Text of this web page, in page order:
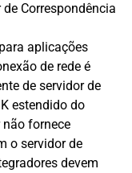
Correspondência
para aplicações
de rede é
de servidor de
estendido do
não fornece
o servidor de
devem